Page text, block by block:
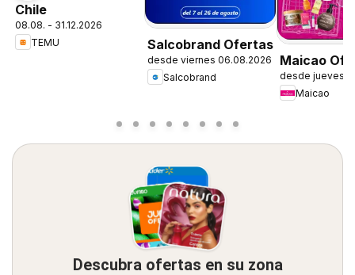
Chile
08.08. - 31.12.2026
TEMU
Salcobrand Ofertas
desde viernes 06.08.2026
Salcobrand
Maicao
desde jueves
Maicao
Descubra ofertas en su zona